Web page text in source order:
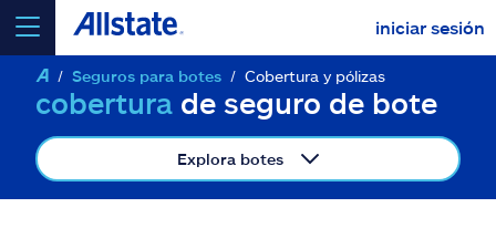
iniciar sesión
seleccionar un producto paracotizar
Seguros para botes Cobertura y pólizas
cobertura de seguro de bote
Explora botes